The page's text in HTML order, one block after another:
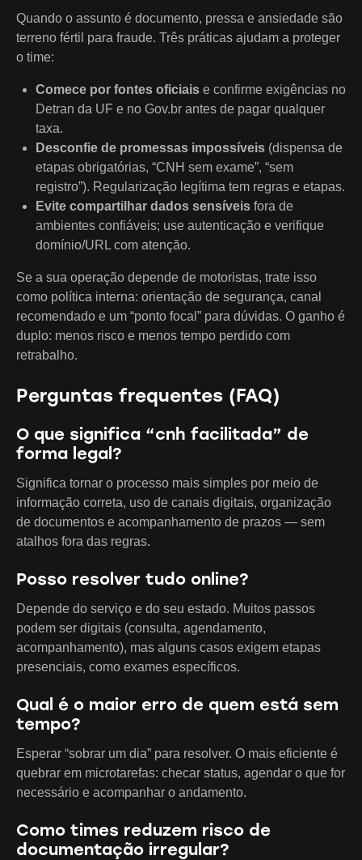
Quando o assunto é documento, pressa e ansiedade são
terreno fértil para fraude. Três práticas ajudam a proteger
o time:
Comece por fontes oficiais e confirme exigências no
Detran da UF e no Gov.br antes de pagar qualquer
taxa.
Desconfie de promessas impossíveis (dispensa de
etapas obrigatórias, “CNH sem exame”, “sem
registro”). Regularização legítima tem regras e etapas.
Evite compartilhar dados sensíveis fora de
ambientes confiáveis; use autenticação e verifique
domínio/URL com atenção.
Se a sua operação depende de motoristas, trate isso
como política interna: orientação de segurança, canal
recomendado e um “ponto focal” para dúvidas. O ganho é
duplo: menos risco e menos tempo perdido com
retrabalho.
Perguntas frequentes (FAQ)
O que significa “cnh facilitada” de
forma legal?
Significa tornar o processo mais simples por meio de
informação correta, uso de canais digitais, organização
de documentos e acompanhamento de prazos — sem
atalhos fora das regras.
Posso resolver tudo online?
Depende do serviço e do seu estado. Muitos passos
podem ser digitais (consulta, agendamento,
acompanhamento), mas alguns casos exigem etapas
presenciais, como exames específicos.
Qual é o maior erro de quem está sem
tempo?
Esperar “sobrar um dia” para resolver. O mais eficiente é
quebrar em microtarefas: checar status, agendar o que for
necessário e acompanhar o andamento.
Como times reduzem risco de
documentação irregular?